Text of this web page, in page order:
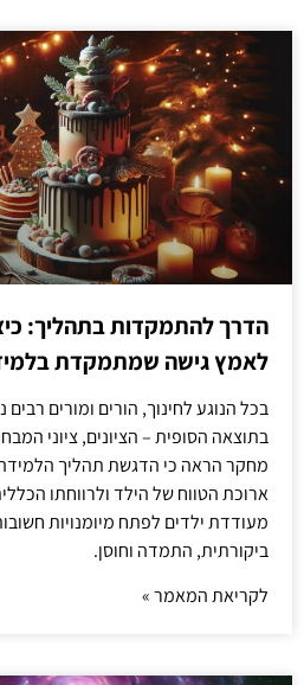
הדרך להתמקדות בתהליך:
לאמץ גישה שמתמקדת
בכל הנוגע לחינוך, הורים ומורים
בתוצאה הסופית – הציונים, ציוני
מחקר הראה כי הדגשת תהליך הלמידה
ארוכת הטווח של הילד ולרווחתו
מעודדת ילדים לפתח מיומנויות
ביקורתית, התמדה וחוסן.
לקריאת המאמר »